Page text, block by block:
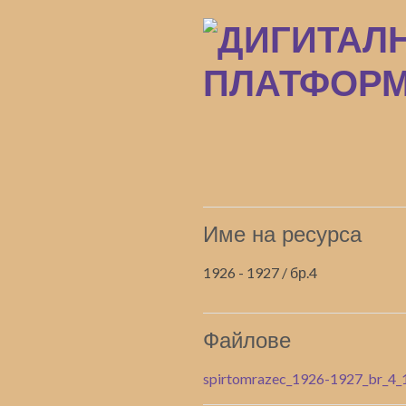
Име на ресурса
1926 - 1927 / бр.4
Файлове
spirtomrazec_1926-